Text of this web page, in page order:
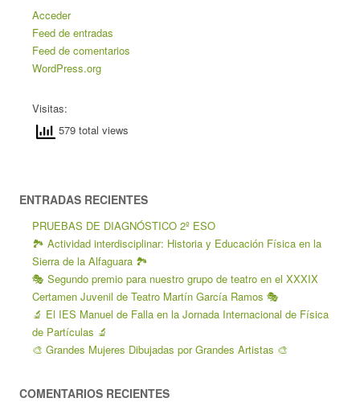
Acceder
Feed de entradas
Feed de comentarios
WordPress.org
Visitas:
579 total views
ENTRADAS RECIENTES
PRUEBAS DE DIAGNÓSTICO 2º ESO
🏞️ Actividad interdisciplinar: Historia y Educación Física en la
Sierra de la Alfaguara 🏞️
🎭 Segundo premio para nuestro grupo de teatro en el XXXIX
Certamen Juvenil de Teatro Martín García Ramos 🎭
🔬 El IES Manuel de Falla en la Jornada Internacional de Física
de Partículas 🔬
🎨 Grandes Mujeres Dibujadas por Grandes Artistas 🎨
COMENTARIOS RECIENTES